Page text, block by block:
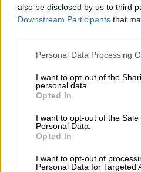
also be disclosed by us to third
Downstream Participants that
Please note that this website/
not limited to your visit or usage
grant or deny consent to
use your data for below
consent section.
Personal Data Processing
I want to opt-out of the
personal data.
Opted In
I want to opt-out of the Sale
Personal Data.
Opted In
I want to opt-out of
Personal Data for Targeted
Λίγες ώρες μετά την
μέσω ανάρτησης